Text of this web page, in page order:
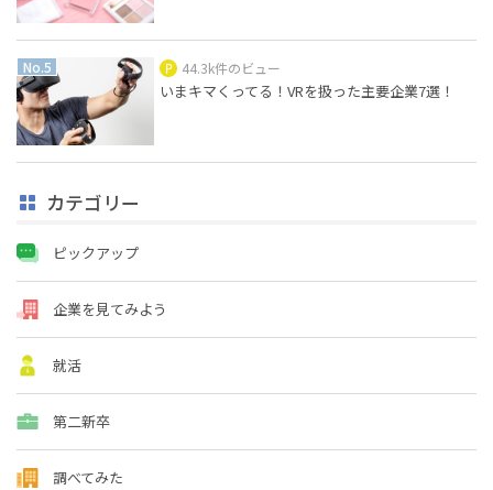
44.3k件のビュー
いまキマくってる！VRを扱った主要企業7選！
カテゴリー
ピックアップ
企業を見てみよう
就活
第二新卒
調べてみた